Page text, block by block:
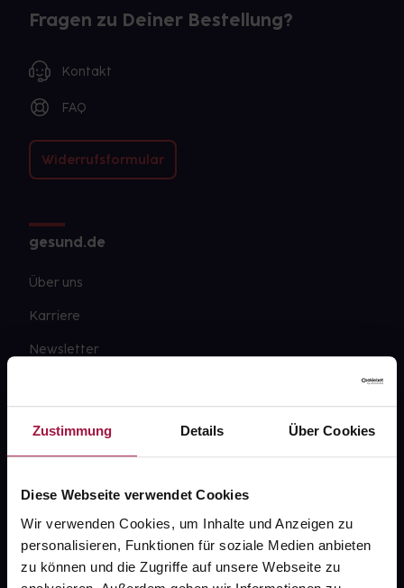
Zustimmung Details Über Cookies
Diese Webseite verwendet Cookies
Wir verwenden Cookies, um Inhalte und Anzeigen zu
personalisieren, Funktionen für soziale Medien anbieten
zu können und die Zugriffe auf unsere Webseite zu
Fragen zu Deiner Bestellung?
Kontakt
FAQ
Widerrufsformular
gesund.de
Über uns
Karriere
Newsletter
Datenschutz
AGB
Impressum